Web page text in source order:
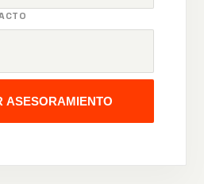
ASESORAMIENTO